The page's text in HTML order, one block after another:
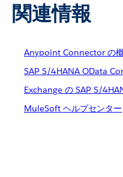
関連情報
Anypoint Connector の
SAP S/4HANA OData
Exchange の SAP S/
MuleSoft ヘルプセンター